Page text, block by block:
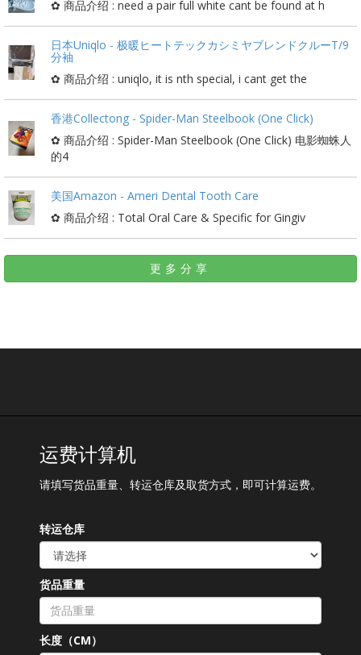
✿ 商品介绍 : need a pair full white cant be found at h
日本Uniqlo - 极暖ヒートテックカシミヤブレンドクルーT/9
分袖
✿ 商品介绍 : uniqlo, it is nth special, i cant get the
香港Collectong - Spider-Man Steelbook (One Click)
✿ 商品介绍 : Spider-Man Steelbook (One Click) 电影蜘蛛人
的4
美国Amazon - Ameri Dental Tooth Care
✿ 商品介绍 : Total Oral Care & Specific for Gingiv
更多分享
运费计算机
请填写货品重量、转运仓库及取货方式，即可计算运费。
转运仓库
货品重量
长度（CM）